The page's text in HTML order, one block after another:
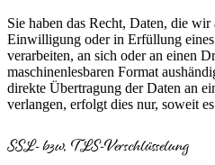
Sie haben das Recht, Daten, die
Einwilligung oder in Erfüllung eines
verarbeiten, an sich oder an einen
maschinenlesbaren Format
direkte Übertragung der Daten an
verlangen, erfolgt dies nur, soweit
SSL- bzw. TLS-Verschlüsselung